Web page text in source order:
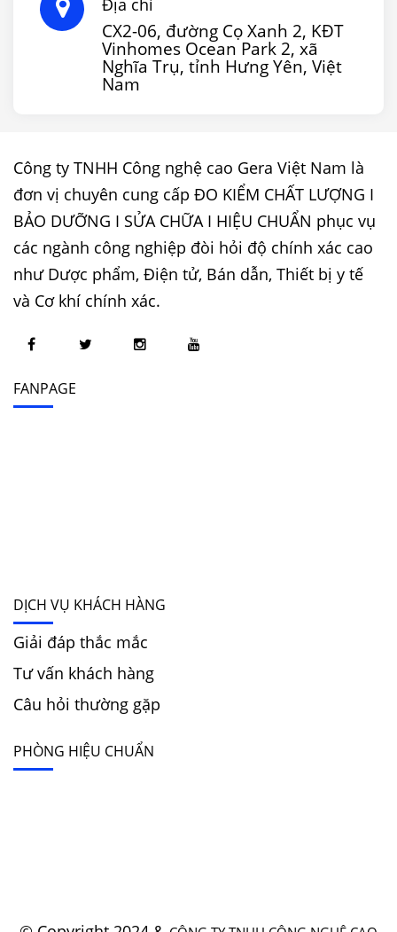
Địa chỉ
CX2-06, đường Cọ Xanh 2, KĐT
Vinhomes Ocean Park 2, xã
Nghĩa Trụ, tỉnh Hưng Yên, Việt
Nam
Công ty TNHH Công nghệ cao Gera Việt Nam là
đơn vị chuyên cung cấp ĐO KIỂM CHẤT LƯỢNG I
BẢO DƯỠNG I SỬA CHỮA I HIỆU CHUẨN phục vụ
các ngành công nghiệp đòi hỏi độ chính xác cao
như Dược phẩm, Điện tử, Bán dẫn, Thiết bị y tế
và Cơ khí chính xác.
FANPAGE
DỊCH VỤ KHÁCH HÀNG
Giải đáp thắc mắc
Tư vấn khách hàng
Câu hỏi thường gặp
PHÒNG HIỆU CHUẨN